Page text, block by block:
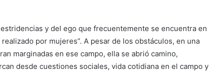
y del ego que frecuentemente se encuentra en
por mujeres”. A pesar de los obstáculos, en una
marginadas en ese campo, ella se abrió camino,
desde cuestiones sociales, vida cotidiana en el campo y